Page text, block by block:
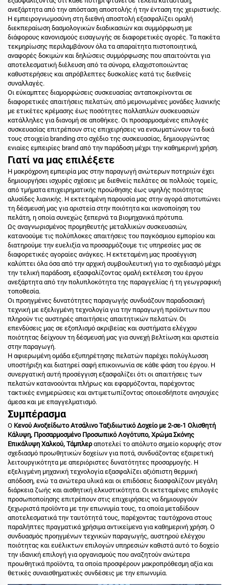
ανεξάρτητα από την απόσταση αποστολής ή την ένταση της χειριστικής.
Η εμπειρογνωμοσύνη στη διεθνή αποστολή εξασφαλίζει ομαλή
διεκπεραίωση δασμολογικών διαδικασιών και συμμόρφωση με
διάφορους κανονισμούς εισαγωγής σε διαφορετικές αγορές. Τα πακέτα
τεκμηρίωσης περιλαμβάνουν όλα τα απαραίτητα πιστοποιητικά,
αναφορές δοκιμών και δηλώσεις συμμόρφωσης που απαιτούνται για
αποτελεσματική διέλευση από τα σύνορα, ελαχιστοποιώντας
καθυστερήσεις και απρόβλεπτες δυσκολίες κατά τις διεθνείς
συναλλαγές.
Οι εύκαμπτες διαμορφώσεις συσκευασίας ανταποκρίνονται σε
διαφορετικές απαιτήσεις πελατών, από μεμονωμένες μονάδες λιανικής
με ετικέτες κρέμασης έως ποσότητες πολλαπλών συσκευασιών
κατάλληλες για διανομή σε αποθήκες. Οι προσαρμοσμένες επιλογές
συσκευασίας επιτρέπουν στις επιχειρήσεις να ενσωματώνουν τα δικά
τους στοιχεία branding στο σχέδιο της συσκευασίας, δημιουργώντας
ενιαίες εμπειρίες brand από την παράδοση μέχρι την καθημερινή χρήση.
Γιατί να μας επιλέξετε
Η μακρόχρονη εμπειρία μας στην παραγωγή ανώτερων ποτηριών έχει
δημιουργήσει ισχυρές σχέσεις με διεθνείς πελάτες σε πολλούς τομείς,
από τμήματα επιχειρηματικής προώθησης έως υψηλής ποιότητας
αλυσίδες λιανικής. Η εκτεταμένη παρουσία μας στην αγορά αποτυπώνει
τη δέσμευσή μας για αριστεία στην ποιότητα και ικανοποίηση του
πελάτη, η οποία συνεχώς ξεπερνά τα βιομηχανικά πρότυπα.
Ως αναγνωρισμένος προμηθευτής μεταλλικών συσκευασιών,
κατανοούμε τις πολύπλοκες απαιτήσεις του παγκόσμιου εμπορίου και
διατηρούμε την ευελιξία να προσαρμόζουμε τις υπηρεσίες μας σε
διαφορετικές αγοραίες ανάγκες. Η εκτεταμένη μας προσέγγιση
καλύπτει όλα όσα από την αρχική συμβουλευτική για το σχεδιασμό μέχρι
την τελική παράδοση, εξασφαλίζοντας ομαλή εκτέλεση του έργου
ανεξάρτητα από την πολυπλοκότητα της παραγγελίας ή τη γεωγραφική
τοποθεσία.
Οι προηγμένες δυνατότητες παραγωγής συνδυάζουν παραδοσιακή
τεχνική με εξελιγμένη τεχνολογία για την παραγωγή προϊόντων που
πληρούν τις αυστηρές απαιτήσεις απαιτητικών πελατών. Οι
επενδύσεις μας σε εξοπλισμό ακριβείας και συστήματα ελέγχου
ποιότητας δείχνουν τη δέσμευσή μας για συνεχή βελτίωση και αριστεία
στην παραγωγή.
Η αφιερωμένη ομάδα εξυπηρέτησης πελατών παρέχει πολύγλωσση
υποστήριξη και διατηρεί σαφή επικοινωνία σε κάθε φάση του έργου. Η
συνεργατική αυτή προσέγγιση εξασφαλίζει ότι οι απαιτήσεις των
πελατών κατανοούνται πλήρως και εφαρμόζονται, παρέχοντας
τακτικές ενημερώσεις και αντιμετωπίζοντας οποιεσδήποτε ανησυχίες
άμεσα και με επαγγελματισμό.
Συμπέρασμα
Ο Κενού Ανοξείδωτο Ατσάλινο Ταξιδιωτικό Δοχείο με 2-σε-1 Ολισθητή
Κάλυψη, Προσαρμοσμένο Προσωπικό Λογότυπο, Χρώμα Σκόνης
Επικάλυψη Χαλκού, Τάμπλεραποτελεί το απόλυτο σημείο κορυφής στον
σχεδιασμό προωθητικών δοχείων για ποτά, συνδυάζοντας εξαιρετική
λειτουργικότητα με απεριόριστες δυνατότητες προσαρμογής. Η
εξελιγμένη μηχανική τεχνολογία εξασφαλίζει αξιόπιστη θερμική
απόδοση, ενώ τα ανώτερα υλικά και οι επιδόσεις διασφαλίζουν μεγάλη
διάρκεια ζωής και αισθητική ελκυστικότητα. Οι εκτεταμένες επιλογές
προσωποποίησης επιτρέπουν στις επιχειρήσεις να δημιουργούν
ξεχωριστά προϊόντα με την επωνυμία τους, τα οποία μεταδίδουν
αποτελεσματικά την ταυτότητά τους, παρέχοντας ταυτόχρονα στους
παραλήπτες πραγματικά χρήσιμα αντικείμενα για καθημερινή χρήση. Ο
συνδυασμός προηγμένων τεχνικών παραγωγής, αυστηρού ελέγχου
ποιότητας και ευέλικτων επιλογών υπηρεσιών καθιστά αυτό το δοχείο
την ιδανική επιλογή για οργανισμούς που αναζητούν ανώτερα
προωθητικά προϊόντα, τα οποία προσφέρουν μακροπρόθεσμη αξία και
θετικές συναισθηματικές συνδέσεις με την επωνυμία.